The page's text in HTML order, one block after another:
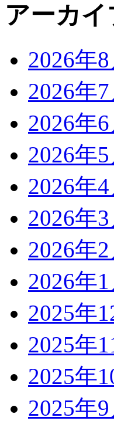
アーカイ
2026年8
2026年7
2026年6
2026年5
2026年4
2026年3
2026年2
2026年1
2025年
2025年
2025年
2025年9